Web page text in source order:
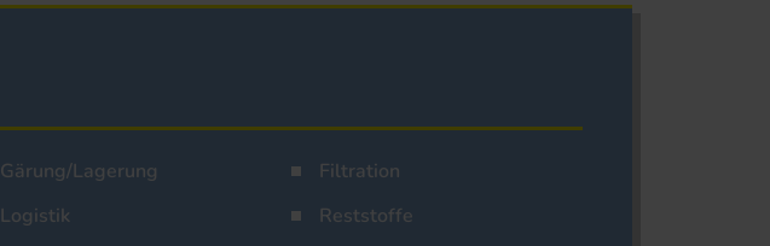
Gärung/Lagerung
Filtration
Logistik
Reststoffe